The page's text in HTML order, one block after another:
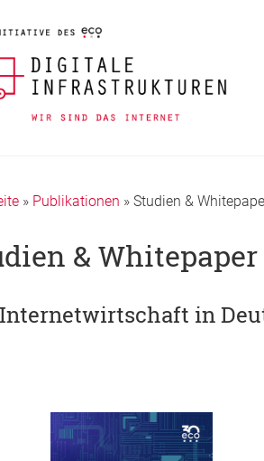
» Publikationen » Studien &
& Whitepaper
in